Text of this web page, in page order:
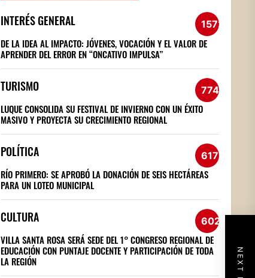
INTERÉS GENERAL 1572
DE LA IDEA AL IMPACTO: JÓVENES, VOCACIÓN Y EL VALOR DE
APRENDER DEL ERROR EN “ONCATIVO IMPULSA”
TURISMO 774
LUQUE CONSOLIDA SU FESTIVAL DE INVIERNO CON UN ÉXITO
MASIVO Y PROYECTA SU CRECIMIENTO REGIONAL
POLÍTICA 617
RÍO PRIMERO: SE APROBÓ LA DONACIÓN DE SEIS HECTÁREAS
PARA UN LOTEO MUNICIPAL
CULTURA 602
VILLA SANTA ROSA SERÁ SEDE DEL 1° CONGRESO REGIONAL DE
EDUCACIÓN CON PUNTAJE DOCENTE Y PARTICIPACIÓN DE TODA
LA REGIÓN